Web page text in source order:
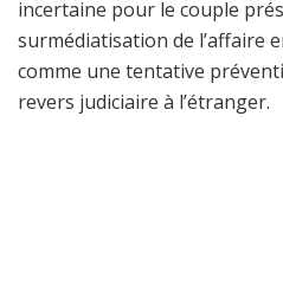
incertaine pour le couple
surmédiatisation de l’affaire
comme une tentative
revers judiciaire à l’étranger.